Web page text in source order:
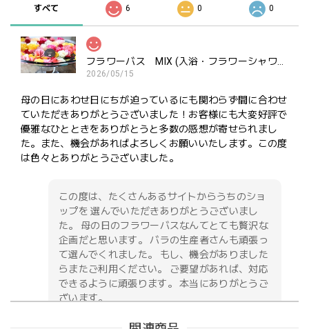
すべて 6 0 0
2026/05/15
母の日にあわせ日にちが迫っているにも関わらず間に合わせ
ていただきありがとうございました！お客様にも大変好評で
優雅なひとときをありがとうと多数の感想が寄せられまし
た。また、機会があればよろしくお願いいたします。この度
は色々とありがとうございました。
この度は、たくさんあるサイトからうちのショ
ップを 選んでいただきありがとうございまし
た。 母の日のフラワーバスなんてとても贅沢な
企画だと思います。 バラの生産者さんも頑張っ
て選んでくれました。 もし、機会がありました
らまたご利用ください。 ご要望があれば、対応
できるように頑張ります。 本当にありがとうご
ざいます。